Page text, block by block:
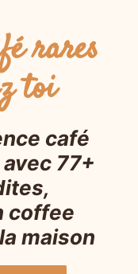
rares
toi
café
77+
coffee
maison